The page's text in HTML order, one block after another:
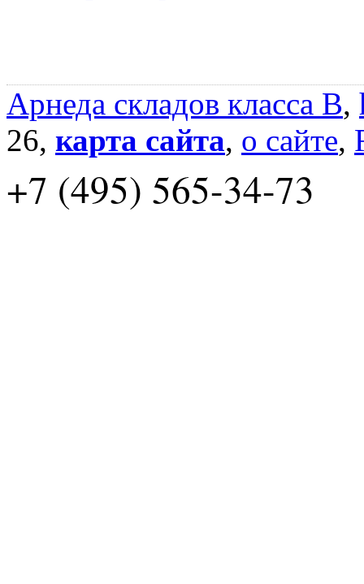
Арнеда складов класса B,
26, карта сайта, о сайте,
+7 (495) 565-34-73